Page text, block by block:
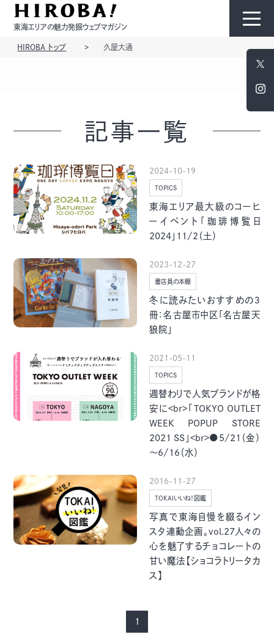
東海エリアの魅力発掘ウェブマガジン
モノ
季節・まち まち・スポット
ノスタルジック
さんぽ
イベント
HIROBA トップ 久屋大通
記事一覧
2024-10-19
TOPICS
東海エリア最大級のコーヒ
ーイベント「珈琲博覧日
2024」11/2（土）
2023-12-27
書店員の本棚
冬に読みたいおすすめの３
冊：名古屋市中区「名古屋天
狼院」
2021-05-11
TOPICS
週替わりで人気ブランドが格
安に<br>「TOKYO OUTLET
WEEK POPUP STORE
2021 SS」<br>●5/21（金）
～6/16（水）
2016-11-27
TOKAIいいね！図鑑
写真で東海自慢を綴るイン
スタ連動企画。vol.27人々の
心を魅了するチョコレートの
甘い魔法【ショコラトリータカ
ス】
1